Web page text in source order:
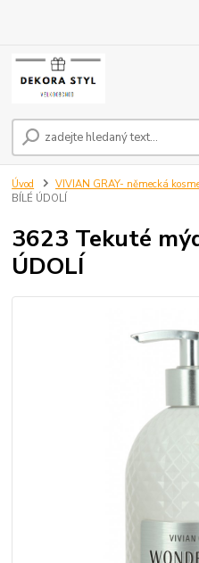
Úvod VIVIAN GRAY- německá
BÍLÉ ÚDOLÍ
3623 Tekuté
ÚDOLÍ